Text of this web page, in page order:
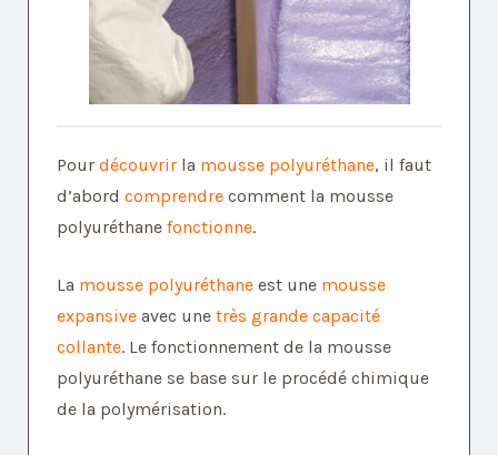
Pour découvrir la mousse polyuréthane, il faut
d’abord comprendre comment la mousse
polyuréthane fonctionne.
La mousse polyuréthane est une mousse
expansive avec une très grande capacité
collante. Le fonctionnement de la mousse
polyuréthane se base sur le procédé chimique
de la polymérisation.